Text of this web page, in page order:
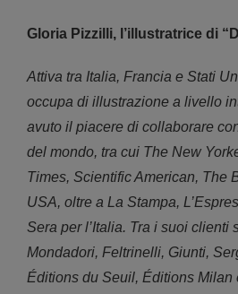
Gloria Pizzilli, l’illustratrice di
Attiva tra Italia, Francia e Stati
occupa di illustrazione a livello
avuto il piacere di collaborare
del mondo, tra cui The New
Times, Scientific American, The
USA, oltre a La Stampa,
Sera per l’Italia. Tra i suoi clienti
Mondadori, Feltrinelli, Giunti,
Éditions du Seuil, Éditions Milan